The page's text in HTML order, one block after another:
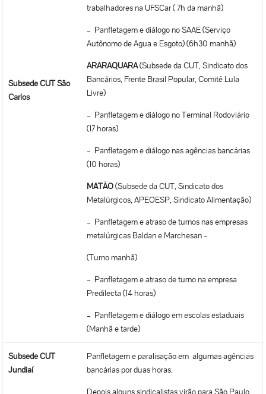
Subsede CUT São
Carlos
trabalhadores na UFSCar ( 7h da manhã)
– Panfletagem e diálogo no SAAE (Serviço
Autônomo de Agua e Esgoto) (6h30 manhã)
ARARAQUARA(Subsede da CUT, Sindicato dos
Bancários, Frente Brasil Popular, Comitê Lula
Livre)
– Panfletagem e diálogo no Terminal Rodoviário
(17 horas)
– Panfletagem e diálogo nas agências bancárias
(10 horas)
MATÃO(Subsede da CUT, Sindicato dos
Metalúrgicos, APEOESP, Sindicato Alimentação)
– Panfletagem e atraso de turnos nas empresas
metalúrgicas Baldan e Marchesan –
(Turno manhã)
– Panfletagem e atraso de turno na empresa
Predilecta (14 horas)
– Panfletagem e diálogo em escolas estaduais
(Manhã e tarde)
Subsede CUT
Jundiaí
Panfletagem e paralisação em algumas agências
bancárias por duas horas.
Depois alguns sindicalistas virão para São Paulo.